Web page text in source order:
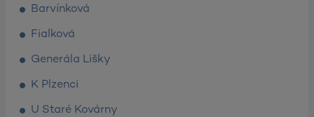
Barvínková
Fialková
Generála Lišky
K Plzenci
U Staré Kovárny